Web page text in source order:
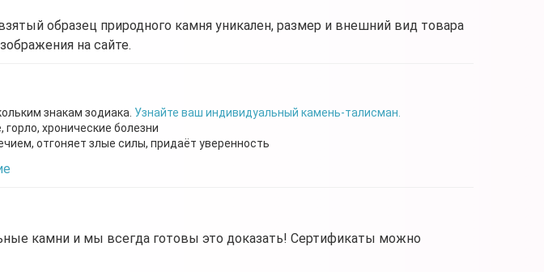
образец природного камня уникален, размер и внешний вид товара
на сайте.
знакам зодиака. Узнайте ваш индивидуальный камень-талисман.
хронические болезни
отгоняет злые силы, придаёт уверенность
камни и мы всегда готовы это доказать! Сертификаты можно